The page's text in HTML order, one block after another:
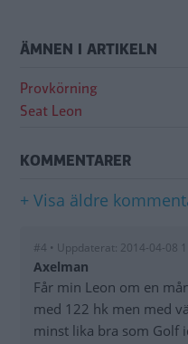
ÄMNEN I ARTIKELN
Provkörning
Seat Leon
KOMMENTARER
+ Visa äldre
#4 • Uppdaterat: 2014-04-08
Axelman
Får min Leon om en
med 122 hk men med
minst lika bra som Golf